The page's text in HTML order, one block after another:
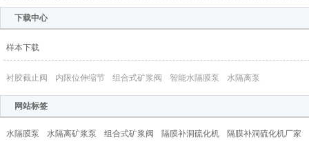
下载中心
样本下载
衬胶截止阀 内限位伸缩节 组合式矿浆阀 智能水隔膜泵 水隔离泵
网站标签
水隔膜泵 水隔离矿浆泵 组合式矿浆阀 隔膜补洞硫化机 隔膜补洞硫化机厂家